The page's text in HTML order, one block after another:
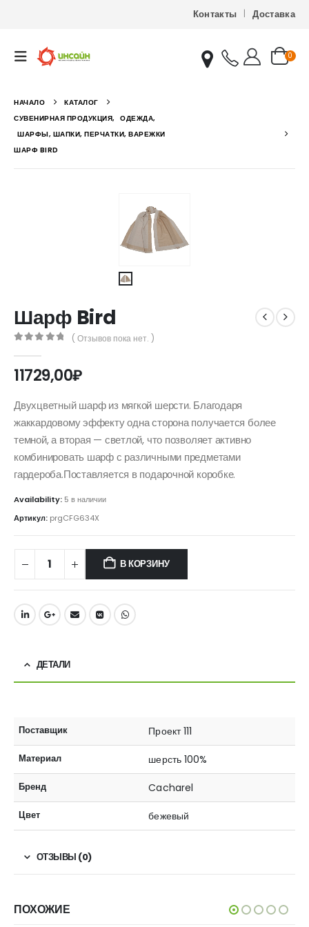
Контакты Доставка
0
НАЧАЛО
КАТАЛОГ
СУВЕНИРНАЯ ПРОДУКЦИЯ, ОДЕЖДА,
ШАРФЫ, ШАПКИ, ПЕРЧАТКИ, ВАРЕЖКИ
ШАРФ BIRD
Шарф Bird
( Отзывов пока нет. )
11729,00₽
Двухцветный шарф из мягкой шерсти. Благодаря
жаккардовому эффекту одна сторона получается более
темной, а вторая — светлой, что позволяет активно
комбинировать шарф с различными предметами
гардероба.Поставляется в подарочной коробке.
Availability: 5 в наличии
Артикул: prgCFG634X
В КОРЗИНУ
ДЕТАЛИ
Поставщик Проект 111
Материал шерсть 100%
Бренд Cacharel
Цвет бежевый
ОТЗЫВЫ (0)
ПОХОЖИЕ